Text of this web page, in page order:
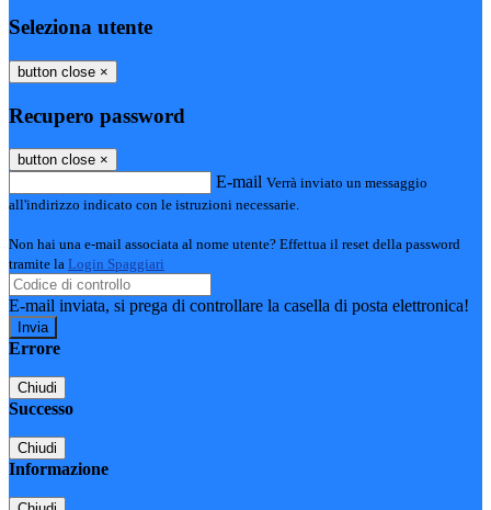
Seleziona utente
button close ×
Recupero password
button close ×
E-mail Verrà inviato un messaggio
all'indirizzo indicato con le istruzioni necessarie.
Non hai una e-mail associata al nome utente? Effettua il reset della password
tramite la Login Spaggiari
E-mail inviata, si prega di controllare la casella di posta elettronica!
Errore
Chiudi
Successo
Chiudi
Informazione